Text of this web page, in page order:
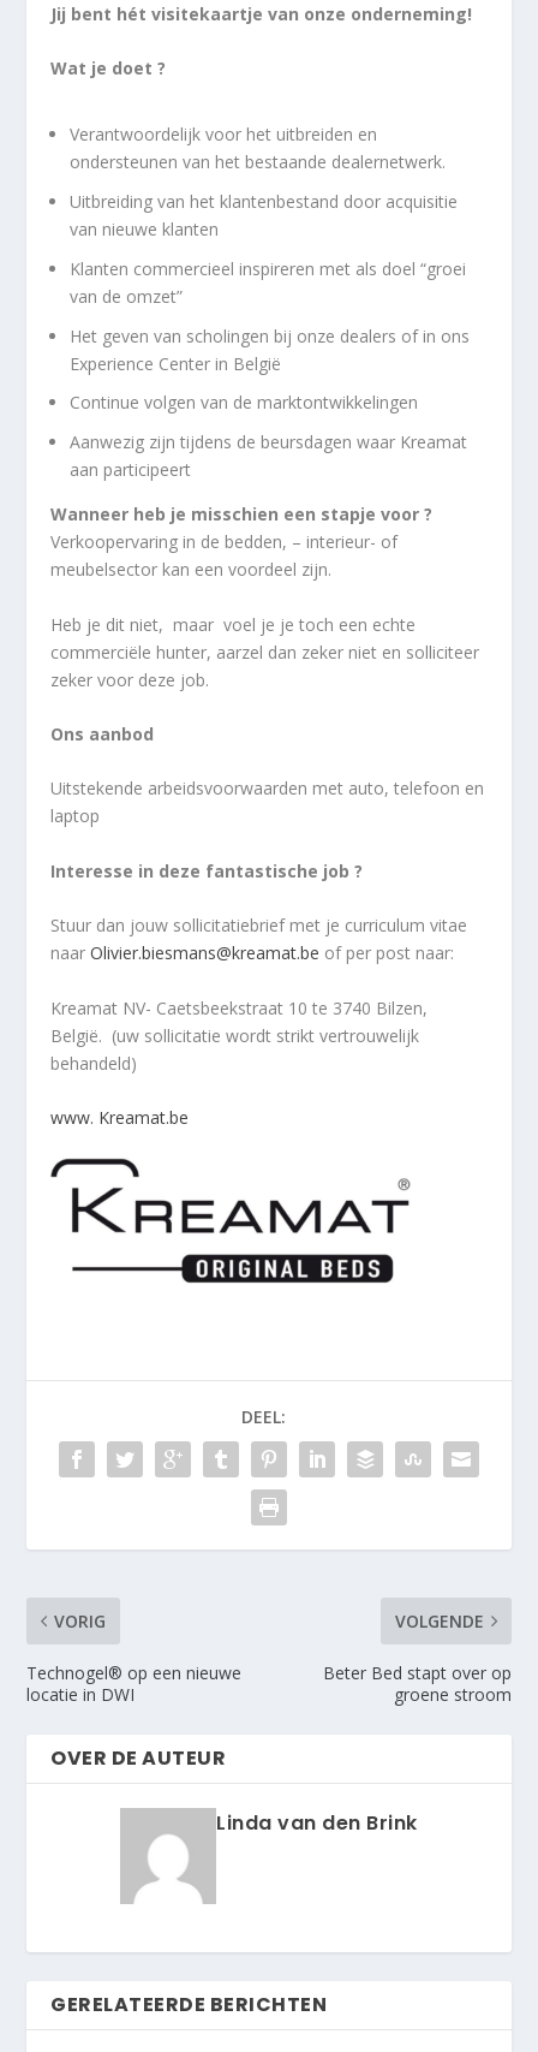
Jij bent hét visitekaartje van onze onderneming!
Wat je doet ?
Verantwoordelijk voor het uitbreiden en
ondersteunen van het bestaande dealernetwerk.
Uitbreiding van het klantenbestand door acquisitie
van nieuwe klanten
Klanten commercieel inspireren met als doel “groei
van de omzet”
Het geven van scholingen bij onze dealers of in ons
Experience Center in België
Continue volgen van de marktontwikkelingen
Aanwezig zijn tijdens de beursdagen waar Kreamat
aan participeert
Wanneer heb je misschien een stapje voor ?
Verkoopervaring in de bedden, – interieur- of
meubelsector kan een voordeel zijn.
Heb je dit niet, maar voel je je toch een echte
commerciële hunter, aarzel dan zeker niet en solliciteer
zeker voor deze job.
Ons aanbod
Uitstekende arbeidsvoorwaarden met auto, telefoon en
laptop
Interesse in deze fantastische job ?
Stuur dan jouw sollicitatiebrief met je curriculum vitae
naarOlivier.biesmans@kreamat.be of per post naar:
Kreamat NV- Caetsbeekstraat 10 te 3740 Bilzen,
België. (uw sollicitatie wordt strikt vertrouwelijk
behandeld)
www. Kreamat.be
DEEL:
VORIG
Technogel® op een nieuwe
locatie in DWI
VOLGENDE
Beter Bed stapt over op
groene stroom
OVER DE AUTEUR
Linda van den Brink
GERELATEERDE BERICHTEN